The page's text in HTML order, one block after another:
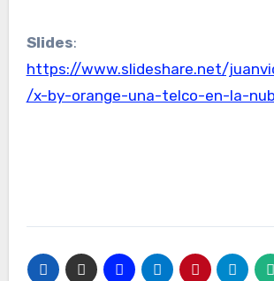
Slides:
https://www.slideshare.net/
/x-by-orange-una-telco-en-la-